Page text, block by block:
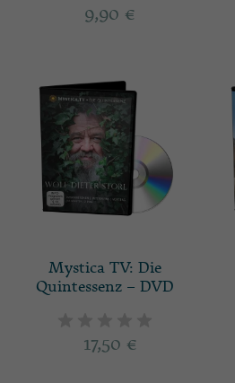
9,90 €
Mystica TV: Die
Quintessenz – DVD
17,50 €